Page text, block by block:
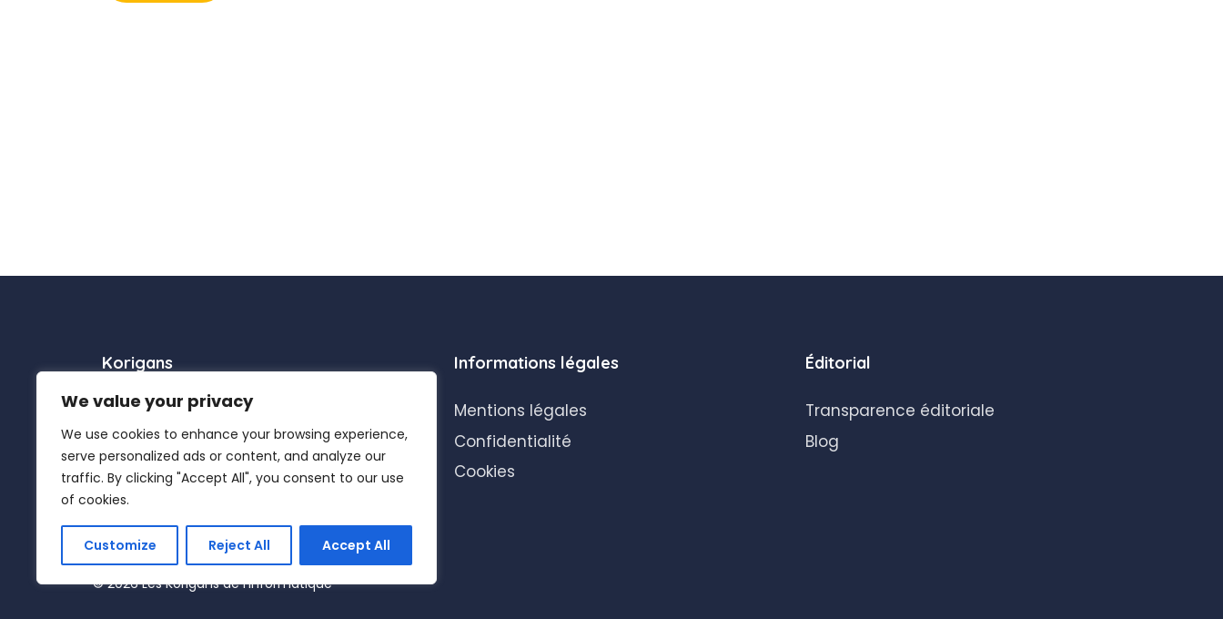
We value your privacy
We use cookies to enhance your browsing experience,
serve personalized ads or content, and analyze our
traffic. By clicking "Accept All", you consent to our use
of cookies.
Customize Reject All Accept All
Korigans
A propos
Contact
Plan du site
Informations légales
Mentions légales
Confidentialité
Cookies
Éditorial
Transparence éditoriale
Blog
© 2026 Les Korigans de l’Informatique